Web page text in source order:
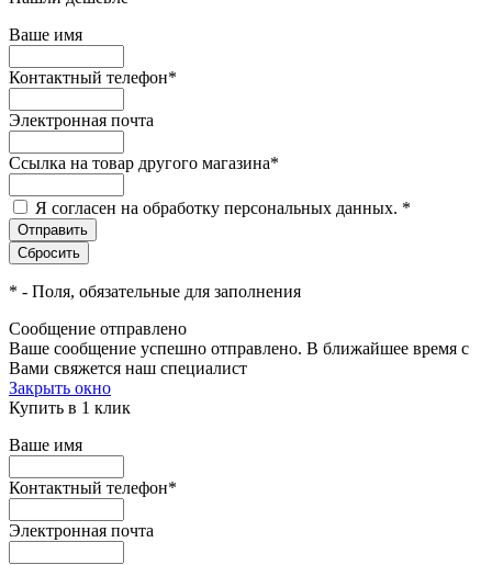
Ваше имя
Контактный телефон*
Электронная почта
Ссылка на товар другого магазина*
Я согласен на обработку персональных данных. *
* - Поля, обязательные для заполнения
Сообщение отправлено
Ваше сообщение успешно отправлено. В ближайшее время с
Вами свяжется наш специалист
Закрыть окно
Купить в 1 клик
Ваше имя
Контактный телефон*
Электронная почта